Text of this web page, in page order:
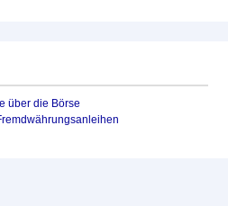
über die Börse